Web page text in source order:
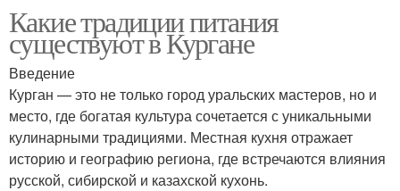
Какие традиции питания
существуют в Кургане
Введение
Курган — это не только город уральских мастеров, но и
место, где богатая культура сочетается с уникальными
кулинарными традициями. Местная кухня отражает
историю и географию региона, где встречаются влияния
русской, сибирской и казахской кухонь.